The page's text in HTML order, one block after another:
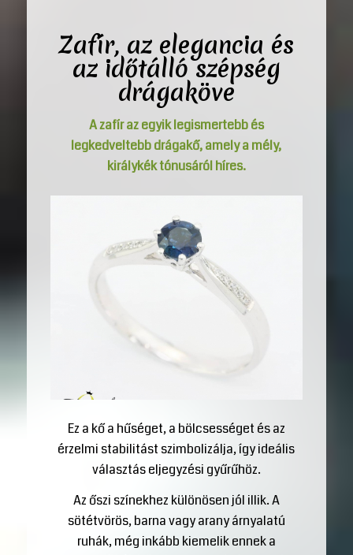
Zafír, az elegancia és
az időtálló szépség
drágaköve
A zafír az egyik legismertebb és
legkedveltebb drágakő, amely a mély,
királykék tónusáról híres.
Ez a kő a hűséget, a bölcsességet és az
érzelmi stabilitást szimbolizálja, így ideális
választás eljegyzési gyűrűhöz.
Az őszi színekhez különösen jól illik. A
sötétvörös, barna vagy arany árnyalatú
ruhák, még inkább kiemelik ennek a